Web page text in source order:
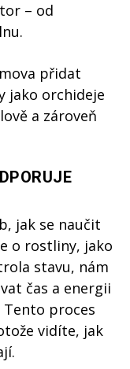
– od
přidat
jako orchideje
a zároveň
jak se naučit
o rostliny, jako
stavu, nám
čas a energii
proces
vidíte, jak